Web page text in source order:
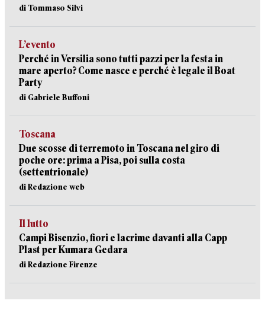
di Tommaso Silvi
L’evento
Perché in Versilia sono tutti pazzi per la festa in
mare aperto? Come nasce e perché è legale il Boat
Party
di Gabriele Buffoni
Toscana
Due scosse di terremoto in Toscana nel giro di
poche ore: prima a Pisa, poi sulla costa
(settentrionale)
di Redazione web
Il lutto
Campi Bisenzio, fiori e lacrime davanti alla Capp
Plast per Kumara Gedara
di Redazione Firenze